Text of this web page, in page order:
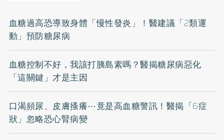
血糖過高恐導致身體「慢性發炎」！醫建議「2類運
動」預防糖尿病
血糖控制不好，我該打胰島素嗎？醫揭糖尿病惡化
「這關鍵」才是主因
口渴頻尿、皮膚搔癢⋯竟是高血糖警訊！醫揭「6症
狀」忽略恐心腎病變